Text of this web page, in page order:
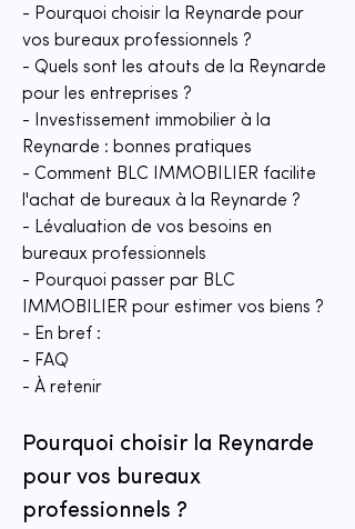
- Pourquoi choisir la Reynarde pour
vos bureaux professionnels ?
- Quels sont les atouts de la Reynarde
pour les entreprises ?
- Investissement immobilier à la
Reynarde : bonnes pratiques
- Comment BLC IMMOBILIER facilite
l'achat de bureaux à la Reynarde ?
- Lévaluation de vos besoins en
bureaux professionnels
- Pourquoi passer par BLC
IMMOBILIER pour estimer vos biens ?
- En bref :
- FAQ
- À retenir
Pourquoi choisir la Reynarde
pour vos bureaux
professionnels ?